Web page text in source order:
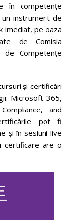
în competențe
instrument de
imediat, pe baza
de Comisia
de Competențe
și certificări
Microsoft 365,
and
pot fi
și în sesiuni live
certificare are o